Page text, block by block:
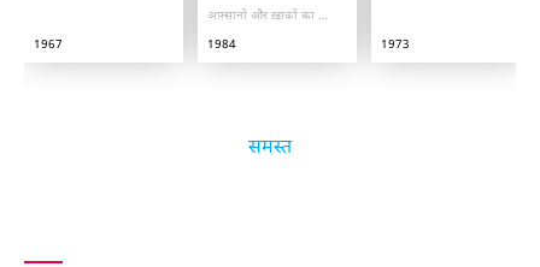
1967
अफ़्सानों और ख़ाकों का मजमुआ
1984
1973
समस्त